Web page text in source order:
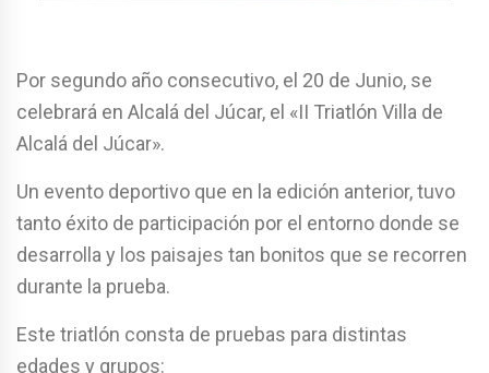
Por segundo año consecutivo, el 20 de Junio, se
celebrará en Alcalá del Júcar, el «II Triatlón Villa de
Alcalá del Júcar».
Un evento deportivo que en la edición anterior, tuvo
tanto éxito de participación por el entorno donde se
desarrolla y los paisajes tan bonitos que se recorren
durante la prueba.
Este triatlón consta de pruebas para distintas
edades y grupos: